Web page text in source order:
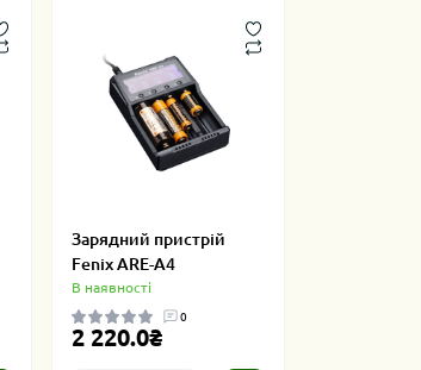
Зарядний пристрій
Fenix ARE-A4
В наявності
0
2 220.0₴